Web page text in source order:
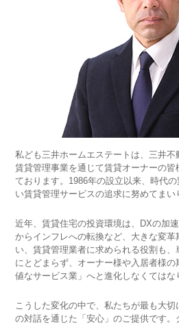
私ども三井ホームエステートは、三井不
賃貸管理事業を通じて賃貸オーナーの
ております。1986年の設立以来、時代
い賃貸管理サービスの追求に努めてまい
近年、賃貸住宅の投資環境は、DXの加
からインフレへの転換など、大きな変
い、賃貸管理業者に求められる役割も
にとどまらず、オーナー様や入居者様
値なサービス業」へと進化しなくてはな
こうした変化の中で、私たちが最も大
の対話を通じた「安心」のご提供です。